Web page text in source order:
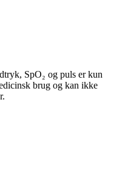
SpO₂ og puls er kun
brug og kan ikke